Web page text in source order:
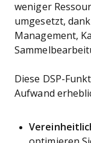
weniger
umgesetzt,
Management,
Diese DSP-
Aufwand